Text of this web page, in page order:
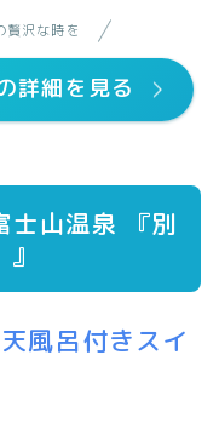
贅沢な時を
詳細を見る
士山温泉 『別
』
風呂付きスイ